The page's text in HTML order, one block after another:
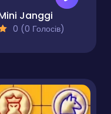
Janggi
0 (0 Голосів)